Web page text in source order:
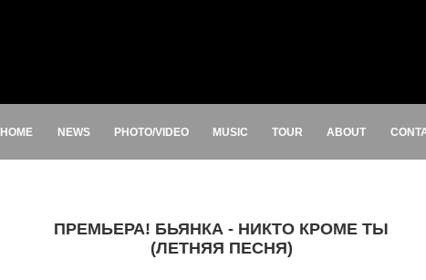
HOME NEWS PHOTO/VIDEO MUSIC TOUR ABOUT
ПРЕМЬЕРА! БЬЯНКА - НИКТО КРОМЕ ТЫ
(ЛЕТНЯЯ ПЕСНЯ)